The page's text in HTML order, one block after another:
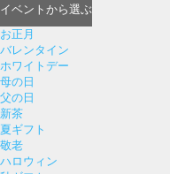
イベント から選ぶ
お正月
バレンタイン
ホワイトデー
母の日
父の日
新茶
夏ギフト
敬老
ハロウィン